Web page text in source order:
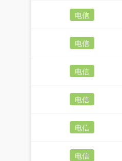
电信
电信
电信
电信
电信
电信